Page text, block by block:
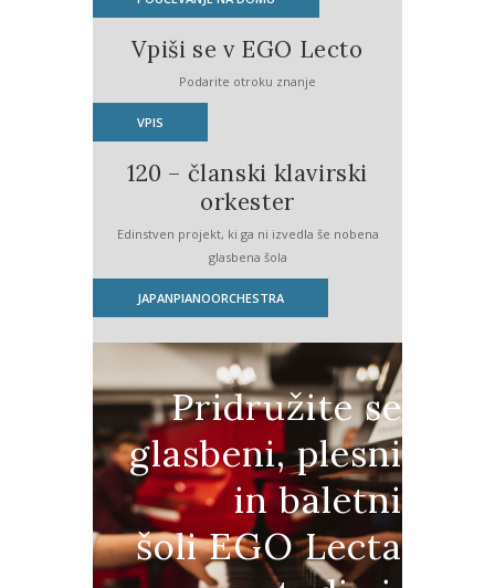
Vpiši se v EGO Lecto
Podarite otroku znanje
VPIS
120 – članski klavirski
orkester
Edinstven projekt, ki ga ni izvedla še nobena
glasbena šola
JAPANPIANOORCHESTRA
Pridružite se
glasbeni, plesni
in baletni
šoli EGO Lecta